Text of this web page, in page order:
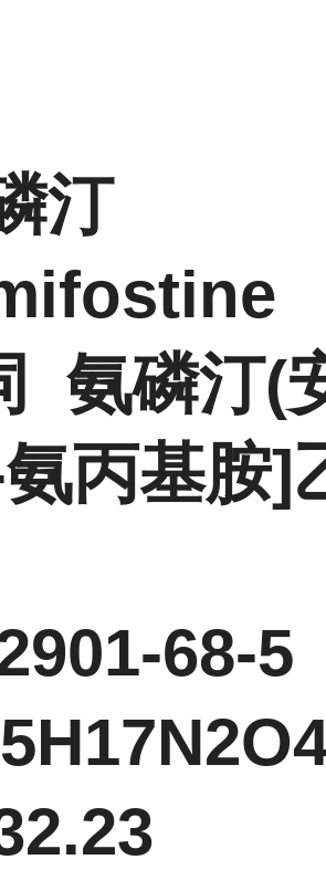
汀
氨磷汀(
丙基胺]
68-5